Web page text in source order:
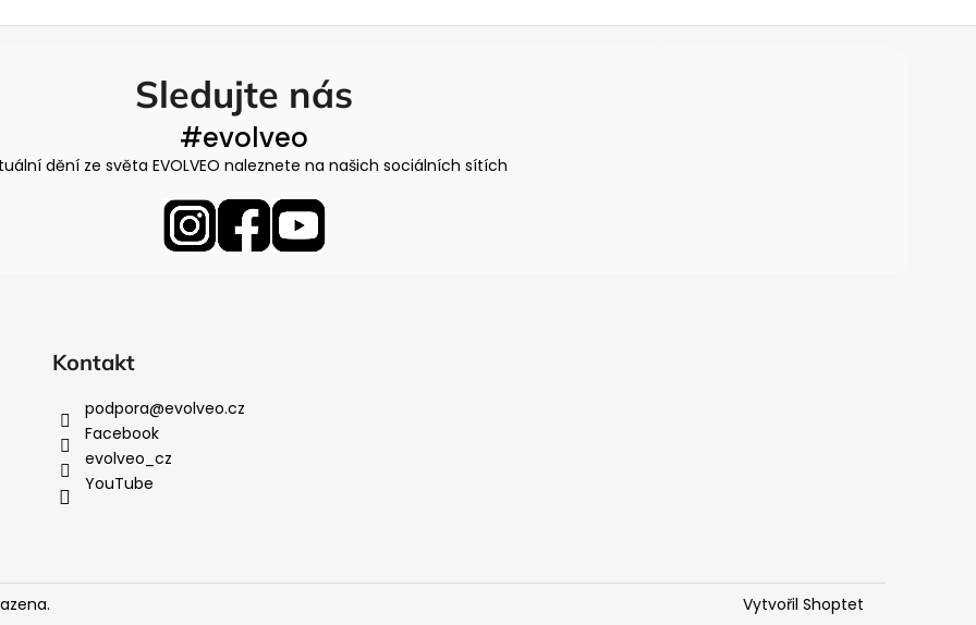
Sledujte nás
#evolveo
dění ze světa EVOLVEO naleznete na našich sociálních sítích
Kontakt
podpora@evolveo.cz
Facebook
evolveo_cz
YouTube
Vytvořil Shoptet